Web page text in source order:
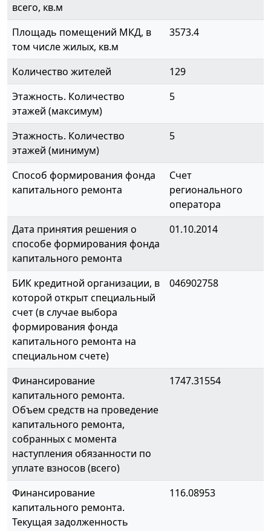
всего, кв.м
Площадь помещений МКД, в
том числе жилых, кв.м
3573.4
Количество жителей
129
Этажность. Количество
этажей (максимум)
5
Этажность. Количество
этажей (минимум)
5
Способ формирования фонда
капитального ремонта
Счет
регионального
оператора
Дата принятия решения о
способе формирования фонда
капитального ремонта
01.10.2014
БИК кредитной организации, в
которой открыт специальный
счет (в случае выбора
формирования фонда
капитального ремонта на
специальном счете)
046902758
Финансирование
капитального ремонта.
Объем средств на проведение
капитального ремонта,
собранных с момента
наступления обязанности по
уплате взносов (всего)
1747.31554
Финансирование
капитального ремонта.
Текущая задолженность
116.08953